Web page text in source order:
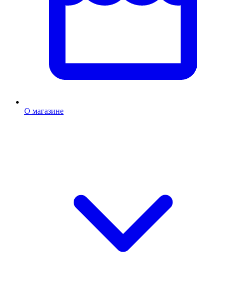
О магазине